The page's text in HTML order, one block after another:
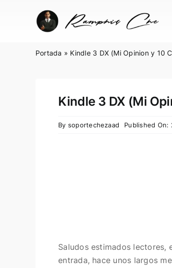
Portada » Kindle 3 DX (Mi Opinion y 10
Kindle 3 DX (Mi
By soportechezaad Published On:
Saludos estimados lectores,
entrada, hace unos largos